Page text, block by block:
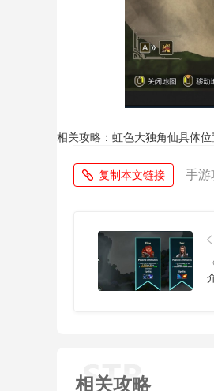
相关攻略：虹色大独角仙具体位
复制本文链接 手游
相关攻略